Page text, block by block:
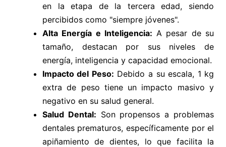
en la etapa de la tercera edad, siendo
percibidos como "siempre jóvenes".
Alta Energía e Inteligencia: A pesar de su
tamaño, destacan por sus niveles de
energía, inteligencia y capacidad emocional.
Impacto del Peso: Debido a su escala, 1 kg
extra de peso tiene un impacto masivo y
negativo en su salud general.
Salud Dental: Son propensos a problemas
dentales prematuros, específicamente por el
apiñamiento de dientes, lo que facilita la